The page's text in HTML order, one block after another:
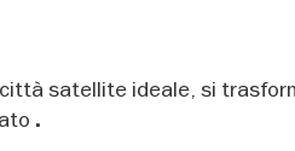
satellite ideale, si
.